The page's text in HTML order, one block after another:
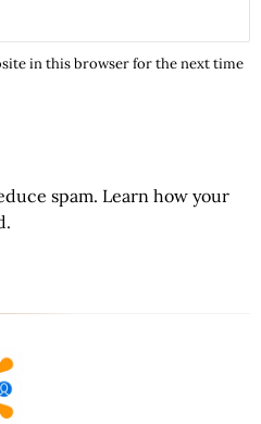
in this browser for the next time
spam. Learn how your